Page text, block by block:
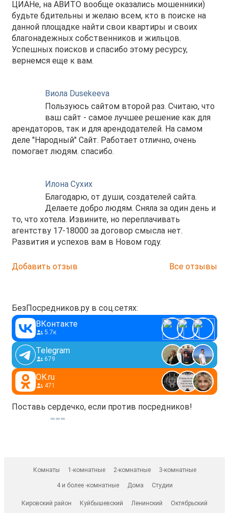
ЦИАНе, на АВИТО вообще оказались мошенники)
будьте бдительны и желаю всем, кто в поиске на
данной площадке найти свои квартиры и своих
благонадежных собственников и жильцов.
Успешных поисков и спасибо этому ресурсу,
вернемся еще к вам.
Виола Dusekeeva
Пользуюсь сайтом второй раз. Считаю, что
ваш сайт - самое лучшее решение как для
арендаторов, так и для арендодателей. На самом
деле "Народный" Сайт. Работает отлично, очень
помогает людям. спасибо.
Илона Сухих
Благодарю, от души, создателей сайта.
Делаете добро людям. Сняла за один день и
то, что хотела. Извините, но переплачивать
агентству 17-18000 за договор смысла нет.
Развития и успехов вам в Новом году.
Добавить отзыв Все отзывы
БезПосредников.ру в соц.сетях:
ВКонтакте
5.7к
Telegram
679
OK.ru
471
Поставь сердечко, если против посредников!
Комнаты 1-комнатные 2-комнатные 3-комнатные
4 и более -комнатные Дома Студии
Кировский район Куйбышевский Ленинский Октябрьский